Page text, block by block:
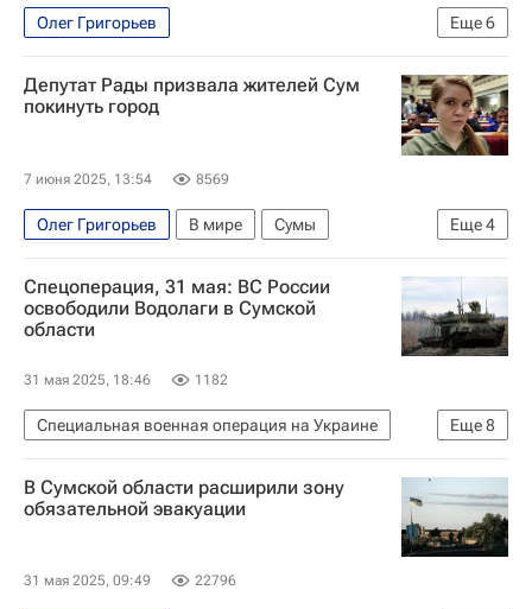
Еще6
Олег Григорьев
Специальная военная операция на Украине
В мире
Сумская область
Украина
Вооруженные силы Украины
Депутат Рады призвала жителей Сум
покинуть город
7 июня 2025, 13:54 8569
Еще4
Олег Григорьев В мире
Сумы
Авдеевка
Донецкая Народная Республика
Верховная Рада Украины
Вооруженные силы Украины
Спецоперация, 31 мая: ВС России
освободили Водолаги в Сумской
области
31 мая 2025, 18:46 1182
Еще8
Специальная военная операция на Украине
Россия
Украина
Сумская область
Андрей Руденко
Дарья Морозова
В Сумской области расширили зону
обязательной эвакуации
31 мая 2025, 09:49 22796